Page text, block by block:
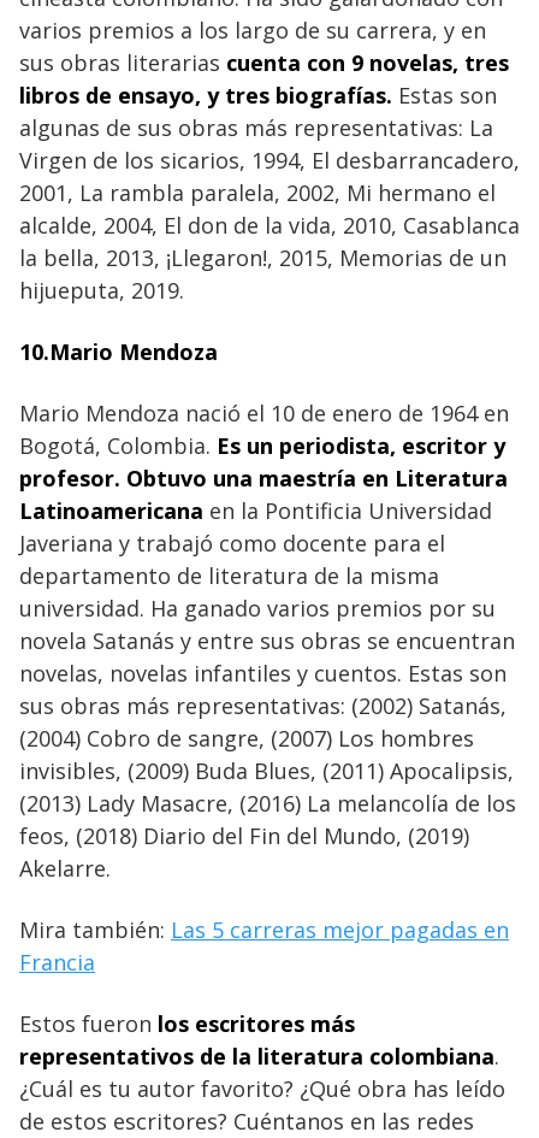
varios premios a los largo de su carrera, y en
sus obras literarias cuenta con 9 novelas, tres
libros de ensayo, y tres biografías. Estas son
algunas de sus obras más representativas: La
Virgen de los sicarios, 1994, El desbarrancadero,
2001, La rambla paralela, 2002, Mi hermano el
alcalde, 2004, El don de la vida, 2010, Casablanca
la bella, 2013, ¡Llegaron!, 2015, Memorias de un
hijueputa, 2019.
10.Mario Mendoza
Mario Mendoza nació el 10 de enero de 1964 en
Bogotá, Colombia. Es un periodista, escritor y
profesor. Obtuvo una maestría en Literatura
Latinoamericana en la Pontificia Universidad
Javeriana y trabajó como docente para el
departamento de literatura de la misma
universidad. Ha ganado varios premios por su
novela Satanás y entre sus obras se encuentran
novelas, novelas infantiles y cuentos. Estas son
sus obras más representativas: (2002) Satanás,
(2004) Cobro de sangre, (2007) Los hombres
invisibles, (2009) Buda Blues, (2011) Apocalipsis,
(2013) Lady Masacre, (2016) La melancolía de los
feos, (2018) Diario del Fin del Mundo, (2019)
Akelarre.
Mira también: Las 5 carreras mejor pagadas en
Francia
Estos fueron los escritores más
representativos de la literatura colombiana.
¿Cuál es tu autor favorito? ¿Qué obra has leído
de estos escritores? Cuéntanos en las redes